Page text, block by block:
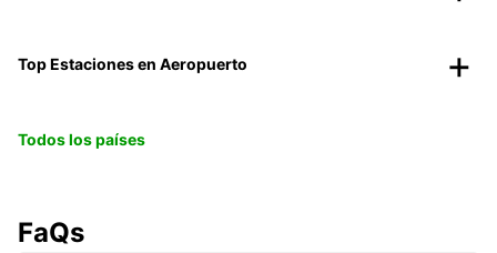
Top Estaciones en Aeropuerto
Todos los países
FaQs